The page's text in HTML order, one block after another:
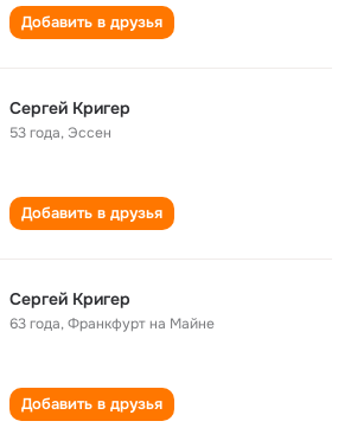
Добавить в друзья
Сергей Кригер
53 года, Эссен
Добавить в друзья
Сергей Кригер
63 года,Франкфурт на Майне
Добавить в друзья